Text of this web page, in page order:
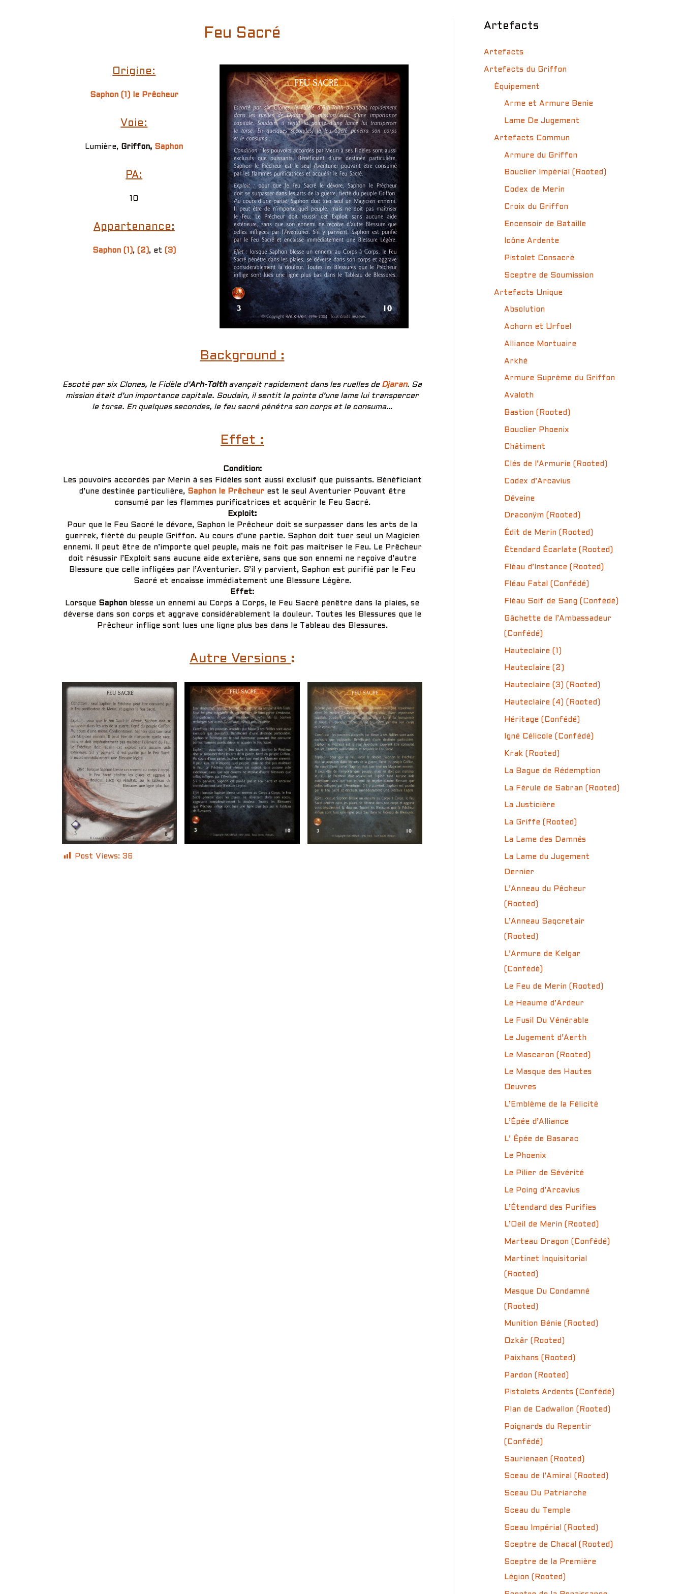
Feu Sacré
Origine:
Saphon (1) le Prêcheur
Voie:
Lumière, Griffon, Saphon
PA:
10
Appartenance:
Saphon (1) , (2) , et (3)
Background :
Escoté par six Clones, le Fidèle d’Arh-Tolthavançait rapidement dans les ruelles de Djaran. Sa
mission était d’un importance capitale. Soudain, il sentit la pointe d’une lame lui transpercer
le torse. En quelques secondes, le feu sacré pénétra son corps et le consuma…
Effet :
Condition:
Les pouvoirs accordés par Merin à ses Fidèles sont aussi exclusif que puissants. Bénéficiant
d’une destinée particulière, Saphon le Prêcheur est le seul Aventurier Pouvant être
consumé par les flammes purificatrices et acquêrir le Feu Sacré.
Exploit:
Pour que le Feu Sacré le dévore, Saphon le Prêcheur doit se surpasser dans les arts de la
guerrek, fièrté du peuple Griffon. Au cours d’une partie. Saphon doit tuer seul un Magicien
ennemi. Il peut être de n’importe quel peuple, mais ne foit pas maitriser le Feu. Le Prêcheur
doit résussir l’Exploit sans aucune aide exterière, sans que son ennemi ne reçoive d’autre
Blessure que celle infligées par l’Aventurier. S’il y parvient, Saphon est purifié par le Feu
Sacré et encaisse immédiatement une Blessure Légère.
Effet:
Lorsque Saphon blesse un ennemi au Corps à Corps, le Feu Sacré pénêtre dans la plaies, se
déverse dans son corps et aggrave considérablement la douleur. Toutes les Blessures que le
Prêcheur inflige sont lues une ligne plus bas dans le Tableau des Blessures.
Autre Versions :
Post Views: 36
Artefacts
Artefacts
Artefacts du Griffon
Équipement
Arme et Armure Benie
Lame De Jugement
Artefacts Commun
Armure du Griffon
Bouclier Impérial (Rooted)
Codex de Merin
Croix du Griffon
Encensoir de Bataille
Icône Ardente
Pistolet Consacré
Sceptre de Soumission
Artefacts Unique
Absolution
Achorn et Urfoel
Alliance Mortuaire
Arkhé
Armure Suprème du Griffon
Avaloth
Bastion (Rooted)
Bouclier Phoenix
Châtiment
Clés de l’Armurie (Rooted)
Codex d’Arcavius
Déveine
Draconÿm (Rooted)
Édit de Merin (Rooted)
Étendard Écarlate (Rooted)
Fléau d’Instance (Rooted)
Fléau Fatal (Confédé)
Fléau Soif de Sang (Confédé)
Gâchette de l’Ambassadeur
(Confédé)
Hauteclaire (1)
Hauteclaire (2)
Hauteclaire (3) (Rooted)
Hauteclaire (4) (Rooted)
Héritage (Confédé)
Igné Célicole (Confédé)
Krak (Rooted)
La Bague de Rédemption
La Férule de Sabran (Rooted)
La Justicière
La Griffe (Rooted)
La Lame des Damnés
La Lame du Jugement
Dernier
L’Anneau du Pêcheur
(Rooted)
L’Anneau Saqcretair
(Rooted)
L’Armure de Kelgar
(Confédé)
Le Feu de Merin (Rooted)
Le Heaume d’Ardeur
Le Fusil Du Vénérable
Le Jugement d’Aerth
Le Mascaron (Rooted)
Le Masque des Hautes
Oeuvres
L’Emblème de la Félicité
L’Épée d’Alliance
L’ Épée de Basarac
Le Phoenix
Le Pilier de Sévérité
Le Poing d’Arcavius
L’Étendard des Purifies
L’Oeil de Merin (Rooted)
Marteau Dragon (Confédé)
Martinet Inquisitorial
(Rooted)
Masque Du Condamné
(Rooted)
Munition Bénie (Rooted)
Ozkâr (Rooted)
Paixhans (Rooted)
Pardon (Rooted)
Pistolets Ardents (Confédé)
Plan de Cadwallon (Rooted)
Poignards du Repentir
(Confédé)
Saurienaen (Rooted)
Sceau de l’Amiral (Rooted)
Sceau Du Patriarche
Sceau du Temple
Sceau Impérial (Rooted)
Sceptre de Chacal (Rooted)
Sceptre de la Première
Légion (Rooted)